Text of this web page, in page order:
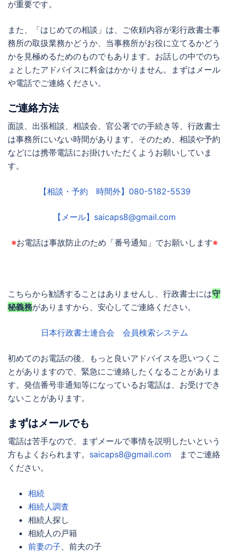
が重要です。
また、「はじめての相談」は、ご依頼内容が彩行政書士事
務所の取扱業務かどうか、当事務所がお役に立てるかどう
かを見極めるためのものでもあります。お話しの中でのち
ょとしたアドバイスに料金はかかりません。まずはメール
や電話でご連絡ください。
ご連絡方法
面談、出張相談、相談会、官公署での手続き等、行政書士
は事務所にいない時間があります。そのため、相談や予約
などには携帯電話にお掛けいただくようお願いしていま
す。
【相談・予約 時間外】080-5182-5539
【メール】saicaps8@gmail.com
※お電話は事故防止のため「番号通知」でお願いします※
こちらから勧誘することはありませんし、行政書士には守
秘義務がありますから、安心してご連絡ください。
日本行政書士連合会 会員検索システム
初めてのお電話の後、もっと良いアドバイスを思いつくこ
とがありますので、緊急にご連絡したくなることがありま
す。発信番号非通知等になっているお電話は、お受けでき
ないことがあります。
まずはメールでも
電話は苦手なので、まずメールで事情を説明したいという
方もよくおられます。 saicaps8@gmail.com までご連絡
ください。
相続
相続人調査
相続人探し
相続人の戸籍
前妻の子、前夫の子